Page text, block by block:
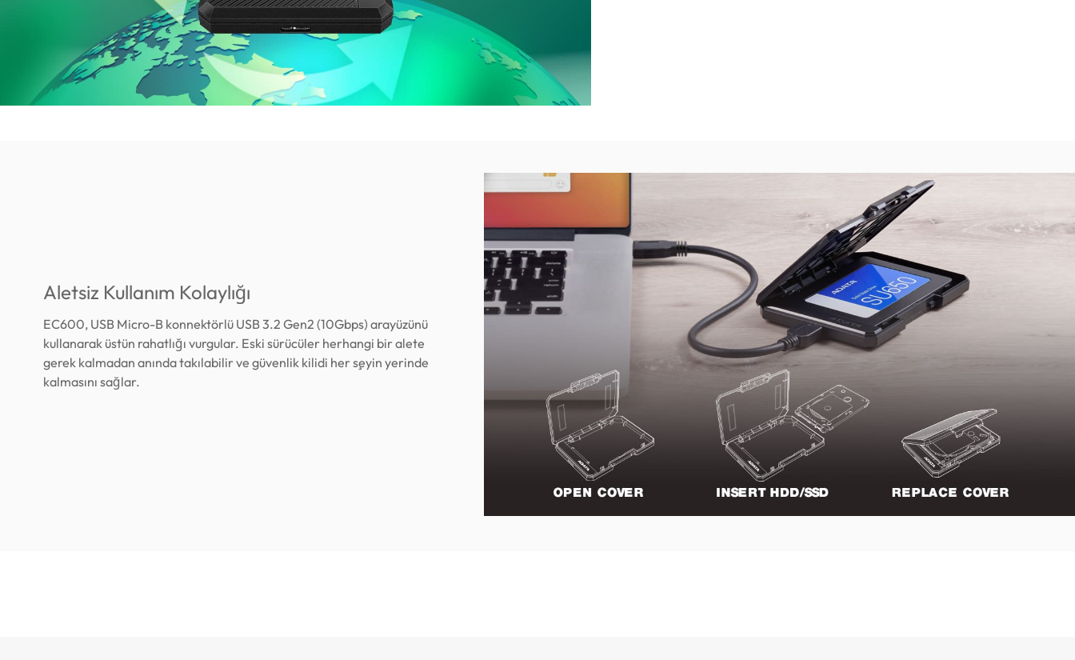
Aletsiz Kullanım Kolaylığı
EC600, USB Micro-B konnektörlü USB 3.2 Gen2 (10Gbps) arayüzünü
kullanarak üstün rahatlığı vurgular. Eski sürücüler herhangi bir alete
gerek kalmadan anında takılabilir ve güvenlik kilidi her şeyin yerinde
kalmasını sağlar.